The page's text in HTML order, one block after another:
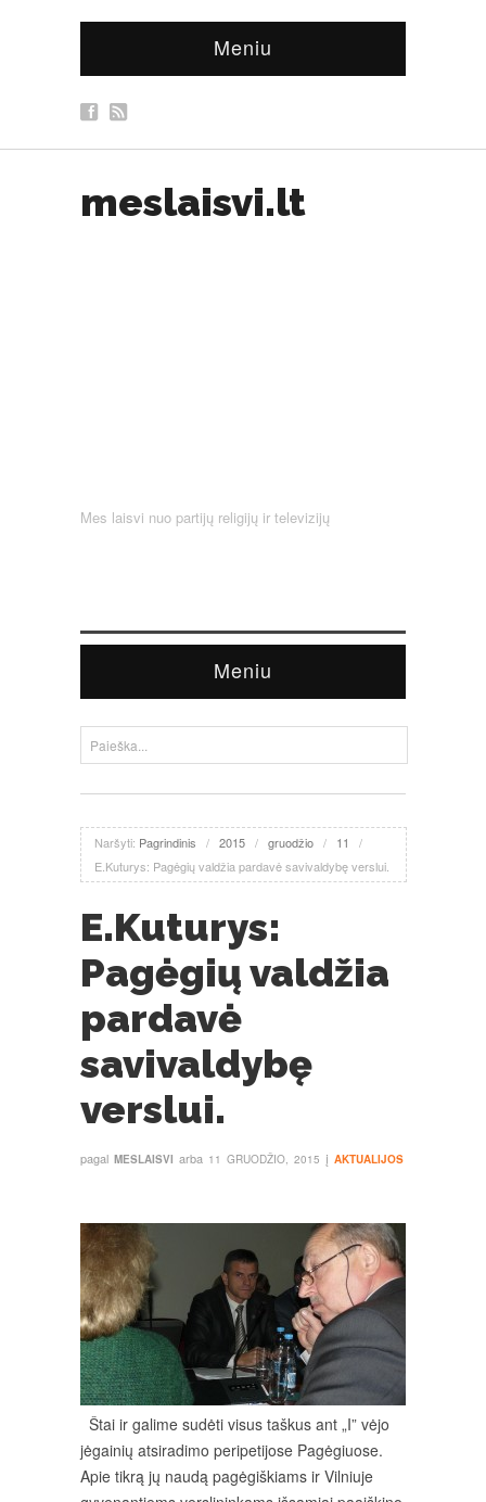
Meniu
meslaisvi.lt
Mes laisvi nuo partijų religijų ir televizijų
Meniu
Naršyti: Pagrindinis / 2015 / gruodžio / 11
/
E.Kuturys: Pagėgių valdžia pardavė savivaldybę verslui.
E.Kuturys:
Pagėgių valdžia
pardavė
savivaldybę
verslui.
pagal MESLAISVI arba 11 GRUODŽIO, 2015 į AKTUALIJOS
Štai ir galime sudėti visus taškus ant „I” vėjo
jėgainių atsiradimo peripetijose Pagėgiuose.
Apie tikrą jų naudą pagėgiškiams ir Vilniuje